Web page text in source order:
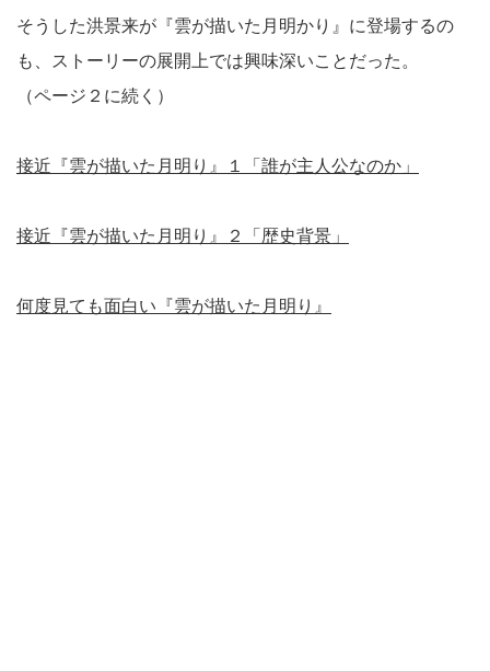
そうした洪景来が『雲が描いた月明かり』に登場するの
も、ストーリーの展開上では興味深いことだった。
（ページ２に続く）
接近『雲が描いた月明り』１「誰が主人公なのか」
接近『雲が描いた月明り』２「歴史背景」
何度見ても面白い『雲が描いた月明り』